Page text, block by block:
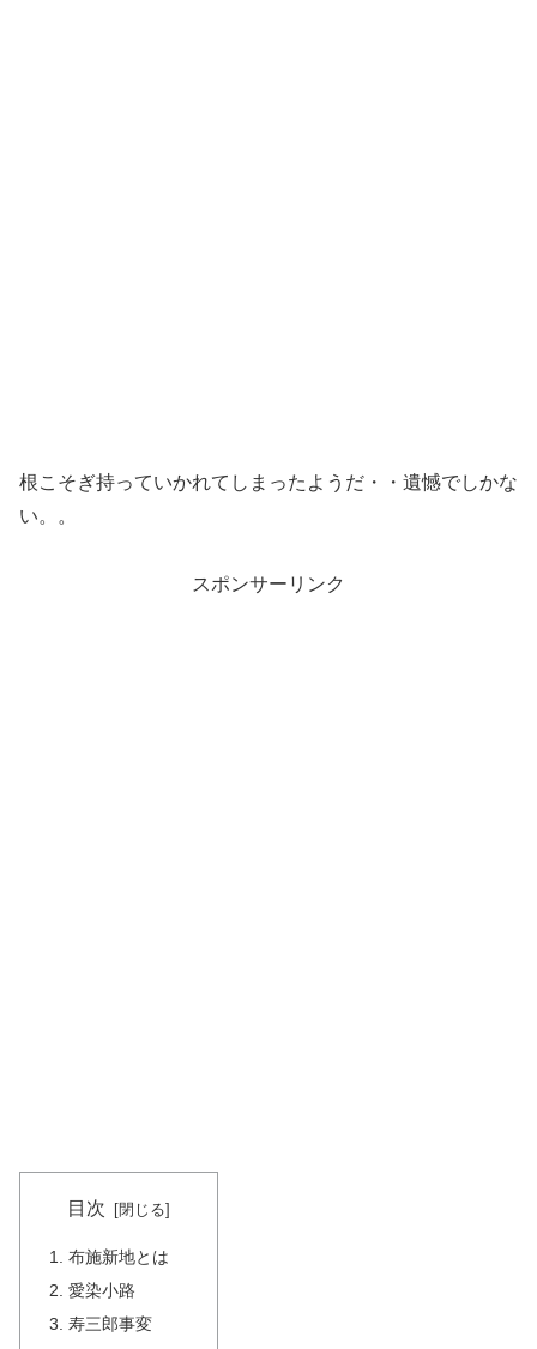
根こそぎ持っていかれてしまったようだ・・遺憾でしかな
い。。
スポンサーリンク
目次
布施新地とは
愛染小路
寿三郎事変